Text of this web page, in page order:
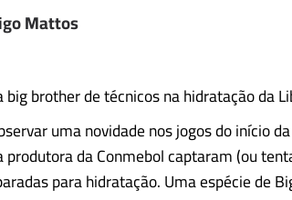
Mattos
big brother de técnicos na hidratação da
uma novidade nos jogos do início
da Conmebol captaram (ou
para hidratação. Uma espécie de